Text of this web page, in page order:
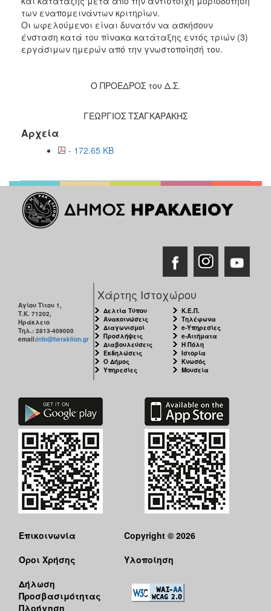
των εναπομεινάντων κριτηρίων.
Οι ωφελούμενοι είναι δυνατόν να ασκήσουν
ένσταση κατά του πίνακα κατάταξης εντός τριών (3)
εργάσιμων ημερών από την γνωστοποίησή του.
Ο ΠΡΟΕΔΡΟΣ του Δ.Σ.
ΓΕΩΡΓΙΟΣ ΤΣΑΓΚΑΡΑΚΗΣ
Αρχεία
- 172.65 KB
Αγίου Τίτου 1,
Τ.Κ. 71202,
Ηράκλειο
Τηλ.: 2813-409000
email:info@heraklion.gr
Χάρτης Ιστοχώρου
Δελτία Τύπου
Ανακοινώσεις
Διαγωνισμοί
Προσλήψεις
Διαβουλεύσεις
Εκδηλώσεις
Ο Δήμος
Υπηρεσίες
Κ.Ε.Π.
Τηλέφωνα
e-Υπηρεσίες
e-Αιτήματα
Η Πόλη
Ιστορία
Κνωσός
Μουσεία
Επικοινωνία
Όροι Χρήσης
Δήλωση
Προσβασιμότητας
Πλοήγηση
Copyright © 2026
Υλοποίηση